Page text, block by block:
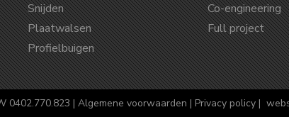
Snijden
Plaatwalsen
Profielbuigen
Co-engineering
Full project
0402.770.823 | Algemene voorwaarden | Privacy policy |